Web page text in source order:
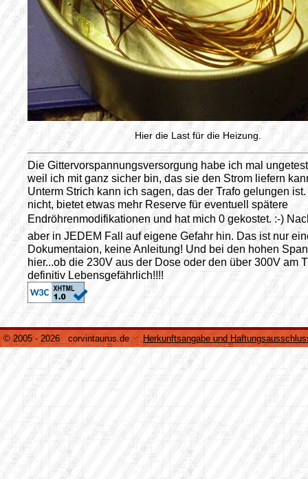
Hier die Last für die Heizung.
Die Gittervorspannungsversorgung habe ich mal
weil ich mit ganz sicher bin, das sie den Strom liefern
Unterm Strich kann ich sagen, das der Trafo gelungen
nicht, bietet etwas mehr Reserve für eventuell spätere
Endröhrenmodifikationen und hat mich 0 gekostet. :-)
aber in JEDEM Fall auf eigene Gefahr hin. Das ist nur
Dokumentaion, keine Anleitung! Und bei den hohen
hier...ob die 230V aus der Dose oder den über 300V am
definitiv Lebensgefährlich!!!!
© 2005 - 2026 corvintaurus.de Herkunftsangabe und